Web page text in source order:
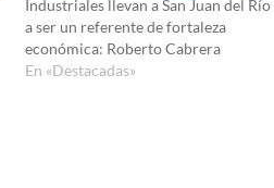
Industriales llevan a San Juan del Río
a ser un referente de fortaleza
económica: Roberto Cabrera
En «Destacadas»